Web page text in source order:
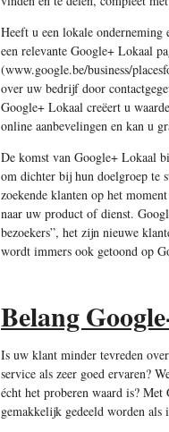
Heeft u een lokale
een relevante Google+ Lokaal
(www.google.be/business/
over uw bedrijf door
Google+ Lokaal creëert u
online aanbevelingen en kan u
De komst van Google+ Lokaal
om dichter bij hun doelgroep te
zoekende klanten op het
naar uw product of dienst.
bezoekers”, het zijn nieuwe
wordt immers ook getoond op
Belang
Is uw klant minder tevreden
service als zeer goed ervaren?
écht het proberen waard is?
gemakkelijk gedeeld worden als